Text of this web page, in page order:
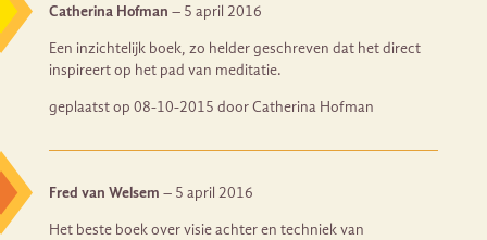
Catherina Hofman – 5 april 2016
Een inzichtelijk boek, zo helder geschreven dat het direct
inspireert op het pad van meditatie.
geplaatst op 08-10-2015 door Catherina Hofman
Fred van Welsem – 5 april 2016
Het beste boek over visie achter en techniek van